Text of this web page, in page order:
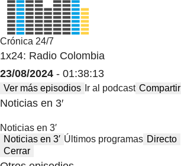
Crónica 24/7
1x24: Radio Colombia
23/08/2024 - 01:38:13
Ver más episodios Ir al podcast Compartir
Noticias en 3′
Noticias en 3′
Noticias en 3′ Últimos programas Directo
Cerrar